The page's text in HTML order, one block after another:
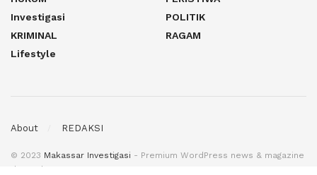
Investigasi
KRIMINAL
Lifestyle
POLITIK
RAGAM
About REDAKSI
© 2023 Makassar Investigasi - Premium WordPress news & magazine
theme by